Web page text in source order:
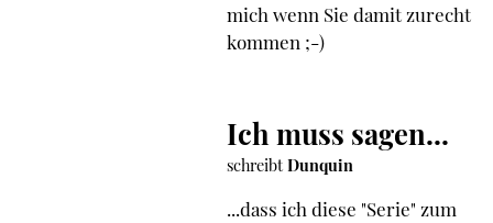
mich wenn Sie damit zurecht
kommen ;-)
Ich muss sagen...
schreibtDunquin
...dass ich diese "Serie" zum